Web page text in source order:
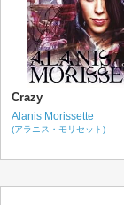
Crazy
Alanis Morissette
(アラニス・モリセット)